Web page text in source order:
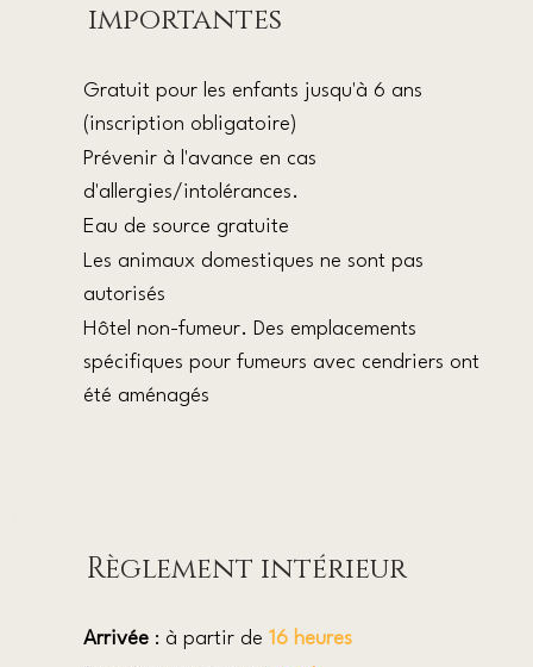
importantes
Gratuit pour les enfants jusqu'à 6 ans
(inscription obligatoire)
Prévenir à l'avance en cas
d'allergies/intolérances.
Eau de source gratuite
Les animaux domestiques ne sont pas
autorisés
Hôtel non-fumeur. Des emplacements
spécifiques pour fumeurs avec cendriers ont
été aménagés
Règlement intérieur
Arrivée: à partir de 16 heures